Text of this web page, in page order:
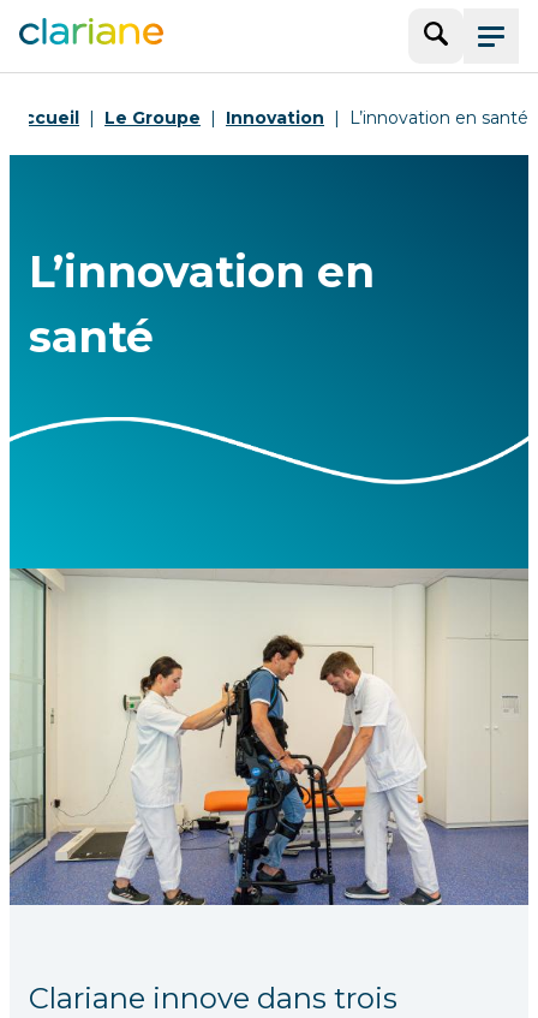
Menu
Accueil Le Groupe Innovation L’innovation en santé
L’innovation en
santé
Clariane innove dans trois